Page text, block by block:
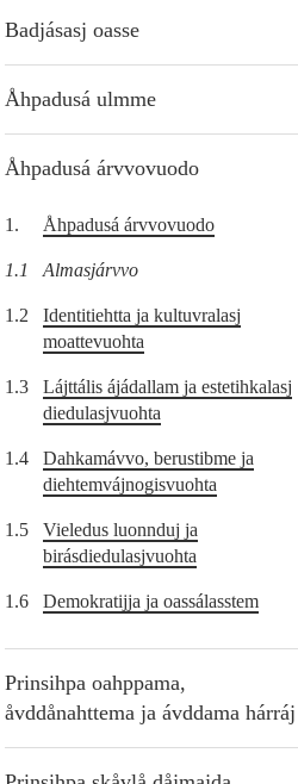
Badjásasj oasse
Åhpadusá ulmme
Åhpadusá árvvovuodo
1. Åhpadusá árvvovuodo
1.1 Almasjárvvo
1.2
Identitiehtta ja kultuvralasj
moattevuohta
1.3
Lájttális ájádallam ja estetihkalasj
diedulasjvuohta
1.4
Dahkamávvo, berustibme ja
diehtemvájnogisvuohta
1.5
Vieledus luonnduj ja
birásdiedulasjvuohta
1.6 Demokratijja ja oassálasstem
Prinsihpa oahppama,
åvddånahttema ja ávddama hárráj